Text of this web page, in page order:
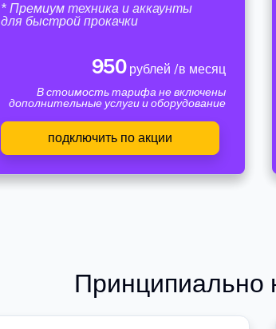
* Премиум техника и аккаунты
для быстрой прокачки
950рублей /в месяц
В стоимость тарифа не включены
дополнительные услуги и оборудование
подключить по акции
Принципиально